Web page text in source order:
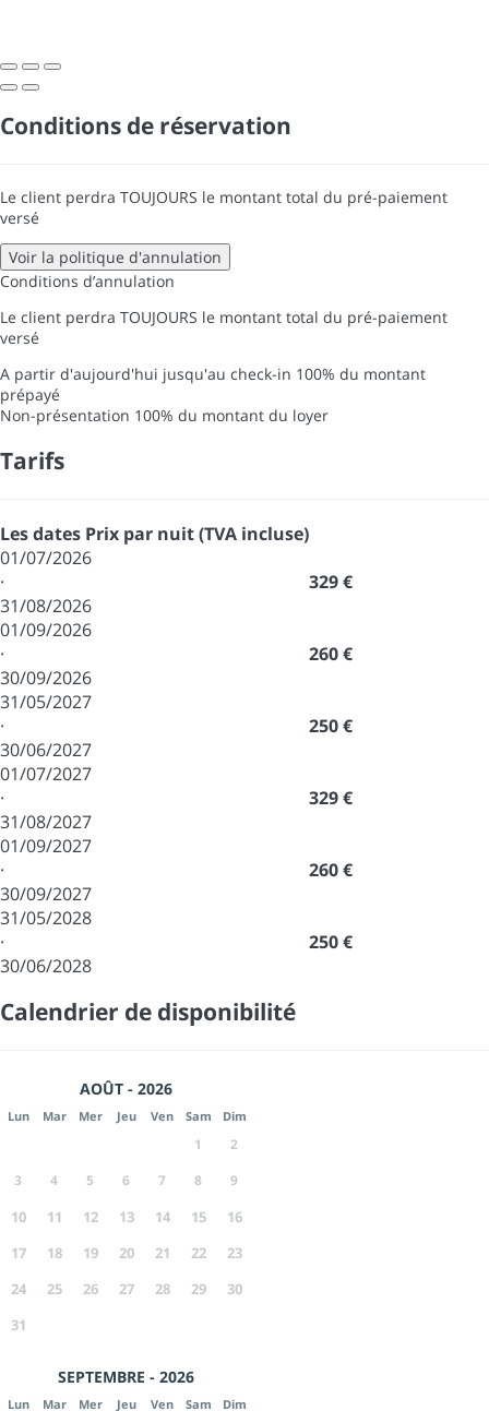
Conditions de réservation
Le client perdra TOUJOURS le montant total du pré-paiement
versé
Voir la politique d'annulation
Conditions d’annulation
Le client perdra TOUJOURS le montant total du pré-paiement
versé
A partir d'aujourd'hui jusqu'au check-in 100% du montant
prépayé
Non-présentation 100% du montant du loyer
Tarifs
Les dates Prix par nuit (TVA incluse)
01/07/2026
·
31/08/2026
329 €
01/09/2026
·
30/09/2026
260 €
31/05/2027
·
30/06/2027
250 €
01/07/2027
·
31/08/2027
329 €
01/09/2027
·
30/09/2027
260 €
31/05/2028
·
30/06/2028
250 €
Calendrier de disponibilité
AOÛT - 2026
Lun Mar Mer Jeu Ven Sam Dim
1
2
3
4 5 6 7 8 9
10 11 12 13 14 15
16
17
18 19 20 21 22
23
24
25 26 27 28 29
30
31
SEPTEMBRE - 2026
Lun Mar Mer Jeu Ven Sam Dim